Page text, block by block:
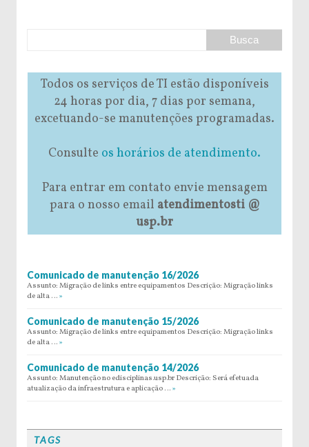
Todos os serviços de TI estão disponíveis
24 horas por dia, 7 dias por semana,
excetuando-se manutenções programadas.
Consulte os horários de atendimento.
Para entrar em contato envie mensagem
para o nosso email atendimentosti @
usp.br
Comunicado de manutenção 16/2026
Assunto: Migração de links entre equipamentos Descrição: Migração links
de alta … »
Comunicado de manutenção 15/2026
Assunto: Migração de links entre equipamentos Descrição: Migração links
de alta … »
Comunicado de manutenção 14/2026
Assunto: Manutenção no edisciplinas.usp.br Descrição: Será efetuada
atualização da infraestrutura e aplicação … »
TAGS